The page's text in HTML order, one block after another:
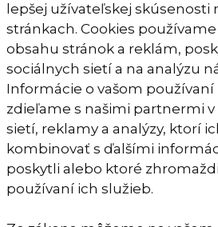
lepšej užívateľskej skúsenosti
stránkach. Cookies
obsahu stránok a reklám,
sociálnych sietí a na analýzu
Informácie o vašom používaní
zdieľame s našimi partnermi
sietí, reklamy a analýzy, ktorí
kombinovať s ďalšími
poskytli alebo ktoré
používaní ich služieb.